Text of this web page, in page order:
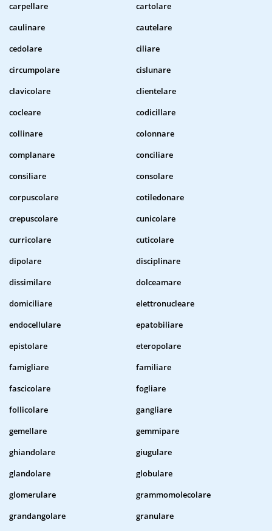
carpellare
cartolare
caulinare
cautelare
cedolare
ciliare
circumpolare
cislunare
clavicolare
clientelare
cocleare
codicillare
collinare
colonnare
complanare
conciliare
consiliare
consolare
corpuscolare
cotiledonare
crepuscolare
cunicolare
curricolare
cuticolare
dipolare
disciplinare
dissimilare
dolceamare
domiciliare
elettronucleare
endocellulare
epatobiliare
epistolare
eteropolare
famigliare
familiare
fascicolare
fogliare
follicolare
gangliare
gemellare
gemmipare
ghiandolare
giugulare
glandolare
globulare
glomerulare
grammomolecolare
grandangolare
granulare